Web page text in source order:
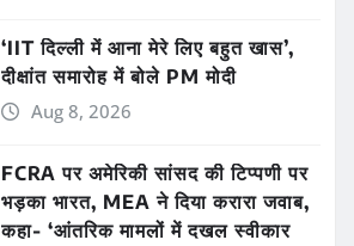
‘IIT दिल्ली में आना मेरे लिए बहुत खास’,
दीक्षांत समारोह में बोले PM मोदी
Aug 8, 2026
FCRA पर अमेरिकी सांसद की टिप्पणी पर
भड़का भारत, MEA ने दिया करारा जवाब,
कहा- ‘आंतरिक मामलों में दखल स्वीकार